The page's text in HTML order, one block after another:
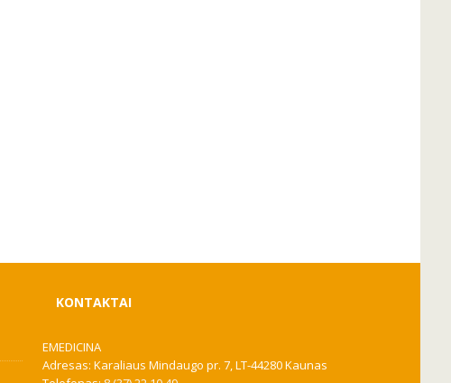
KONTAKTAI
EMEDICINA
Adresas: Karaliaus Mindaugo pr. 7, LT-44280 Kaunas